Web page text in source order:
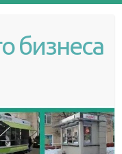
бизнеса